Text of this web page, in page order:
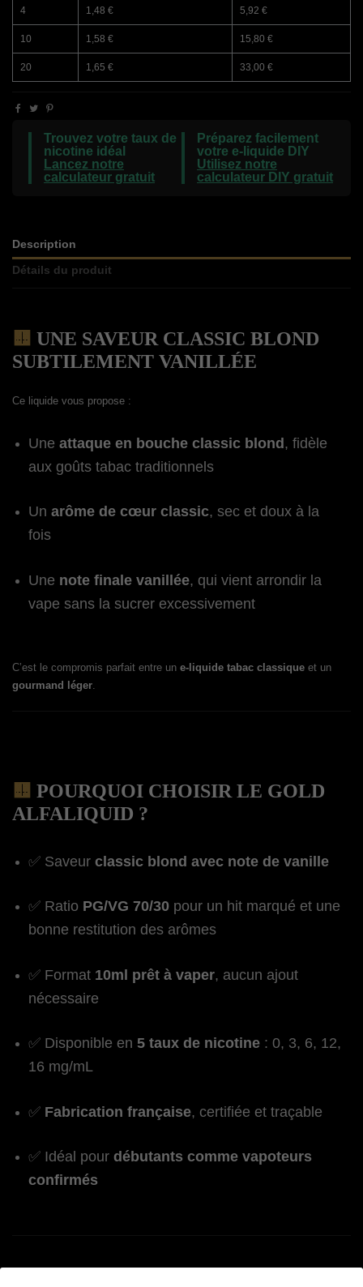
4 1,48 € 5,92 €
10 1,58 € 15,80 €
20 1,65 € 33,00 €
Trouvez votre taux de
nicotine idéal
Lancez notre
calculateur gratuit
Préparez facilement
votre e-liquide DIY
Utilisez notre
calculateur DIY gratuit
Description
Détails du produit
🟨 UNE SAVEUR CLASSIC BLOND
SUBTILEMENT VANILLÉE
Ce liquide vous propose :
Une attaque en bouche classic blond, fidèle
aux goûts tabac traditionnels
Un arôme de cœur classic, sec et doux à la
fois
Une note finale vanillée, qui vient arrondir la
vape sans la sucrer excessivement
C’est le compromis parfait entre un e-liquide tabac classique et un
gourmand léger.
🟨 POURQUOI CHOISIR LE GOLD
ALFALIQUID ?
✅ Saveur classic blond avec note de vanille
✅ Ratio PG/VG 70/30pour un hit marqué et une
bonne restitution des arômes
✅ Format 10ml prêt à vaper, aucun ajout
nécessaire
✅ Disponible en 5 taux de nicotine: 0, 3, 6, 12,
16 mg/mL
✅ Fabrication française, certifiée et traçable
✅ Idéal pour débutants comme vapoteurs
confirmés